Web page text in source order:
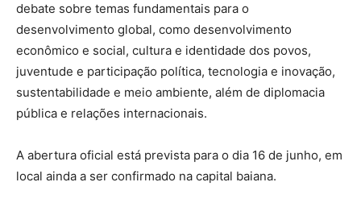
debate sobre temas fundamentais para o
desenvolvimento global, como desenvolvimento
econômico e social, cultura e identidade dos povos,
juventude e participação política, tecnologia e inovação,
sustentabilidade e meio ambiente, além de diplomacia
pública e relações internacionais.
A abertura oficial está prevista para o dia 16 de junho, em
local ainda a ser confirmado na capital baiana.